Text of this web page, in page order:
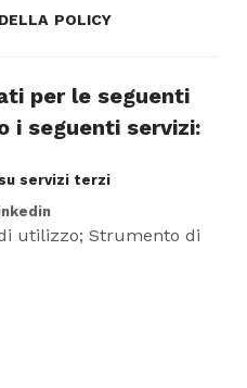
policy
per le seguenti
i seguenti servizi:
servizi terzi
utilizzo; Strumento di